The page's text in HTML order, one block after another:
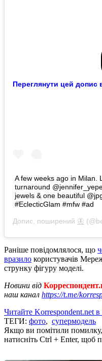
Переглянути цей допис
A few weeks ago in Milan.
turnaround
jewels & one beautiful
#EclecticGlam #mfw #ad
Допис, поширений 🦋
Раніше повідомлялося, що
вразило користувачів
струнку фігуру моделі.
Новини від
наш канал https://t.me/
Читайте Korrespondent.net
ТЕГИ: фото, супермодель
Якщо ви помітили помилку,
натисніть Ctrl + Enter, щоб